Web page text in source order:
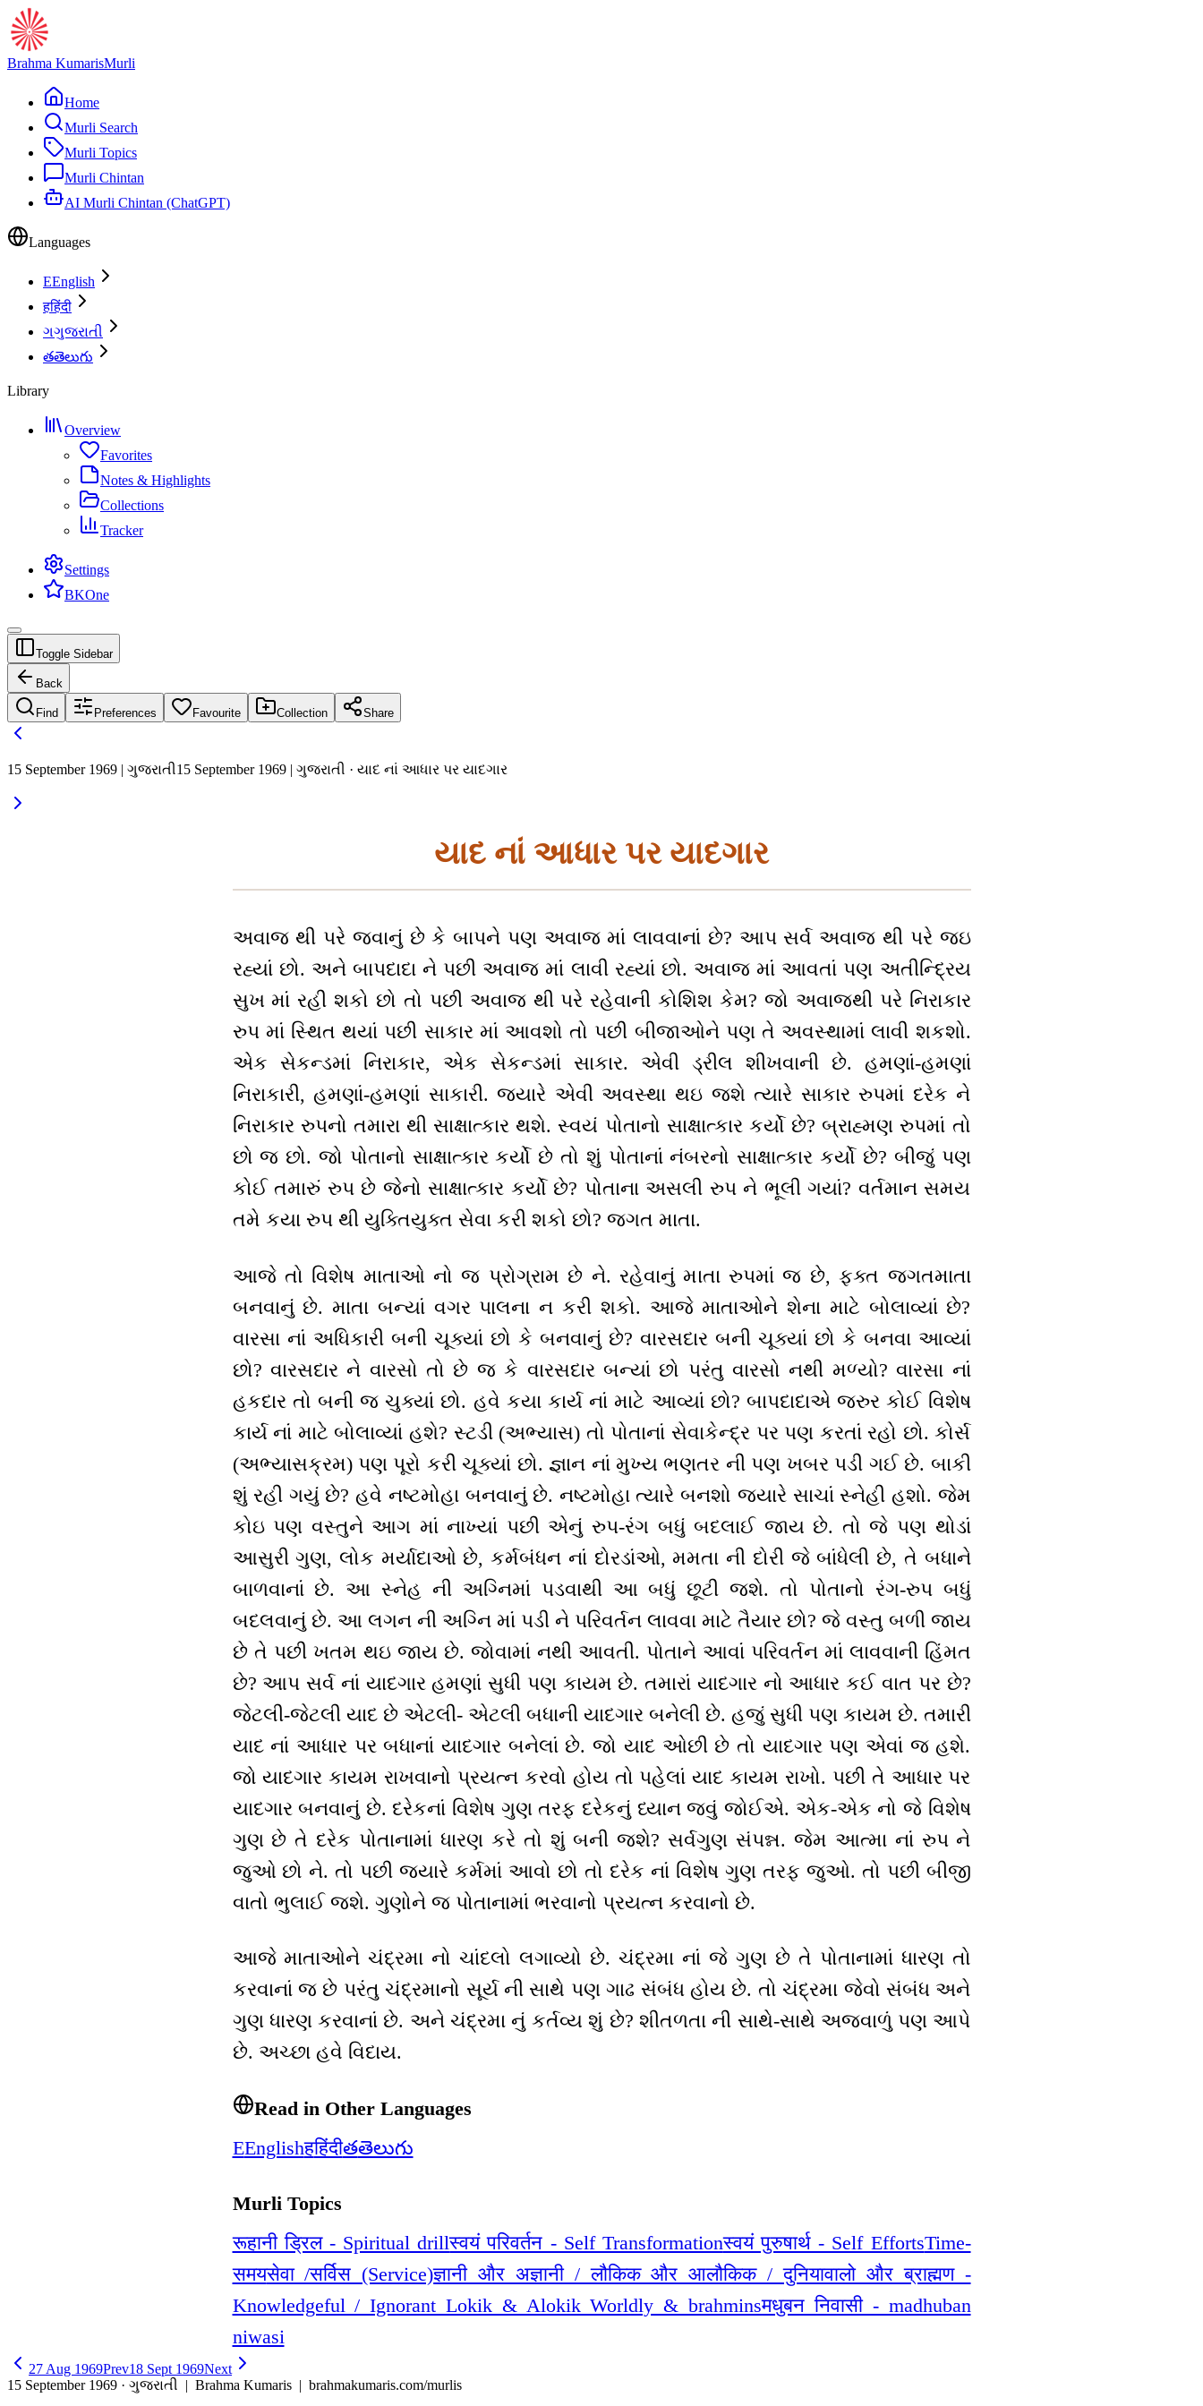
Brahma KumarisMurli
Home
Murli Search
Murli Topics
Murli Chintan
AI Murli Chintan (ChatGPT)
Languages
EEnglish
हहिंदी
ગગુજરાતી
తతెలుగు
Library
Overview
Favorites
Notes & Highlights
Collections
Tracker
Settings
BKOne
Toggle Sidebar
Back
Find Preferences Favourite Collection Share
15 September 1969 | ગુજરાતી15 September 1969 | ગુજરાતી · યાદ નાં આધાર પર યાદગાર
યાદ નાં આધાર પર યાદગાર
અવાજ થી પરે જવાનું છે કે બાપને પણ અવાજ માં લાવવાનાં છે? આપ સર્વ અવાજ થી પરે જઇ
રહ્યાં છો. અને બાપદાદા ને પછી અવાજ માં લાવી રહ્યાં છો. અવાજ માં આવતાં પણ અતીન્દ્રિય
સુખ માં રહી શકો છો તો પછી અવાજ થી પરે રહેવાની કોશિશ કેમ? જો અવાજથી પરે નિરાકાર
રુપ માં સ્થિત થયાં પછી સાકાર માં આવશો તો પછી બીજાઓને પણ તે અવસ્થામાં લાવી શકશો.
એક સેકન્ડમાં નિરાકાર, એક સેકન્ડમાં સાકાર. એવી ડ્રીલ શીખવાની છે. હમણાં-હમણાં
નિરાકારી, હમણાં-હમણાં સાકારી. જ્યારે એવી અવસ્થા થઇ જશે ત્યારે સાકાર રુપમાં દરેક ને
નિરાકાર રુપનો તમારા થી સાક્ષાત્કાર થશે. સ્વયં પોતાનો સાક્ષાત્કાર કર્યો છે? બ્રાહ્મણ રુપમાં તો
છો જ છો. જો પોતાનો સાક્ષાત્કાર કર્યો છે તો શું પોતાનાં નંબરનો સાક્ષાત્કાર કર્યો છે? બીજું પણ
કોઈ તમારું રુપ છે જેનો સાક્ષાત્કાર કર્યો છે? પોતાના અસલી રુપ ને ભૂલી ગયાં? વર્તમાન સમય
તમે કયા રુપ થી યુક્તિયુક્ત સેવા કરી શકો છો? જગત માતા.
આજે તો વિશેષ માતાઓ નો જ પ્રોગ્રામ છે ને. રહેવાનું માતા રુપમાં જ છે, ફક્ત જગતમાતા
બનવાનું છે. માતા બન્યાં વગર પાલના ન કરી શકો. આજે માતાઓને શેના માટે બોલાવ્યાં છે?
વારસા નાં અધિકારી બની ચૂક્યાં છો કે બનવાનું છે? વારસદાર બની ચૂક્યાં છો કે બનવા આવ્યાં
છો? વારસદાર ને વારસો તો છે જ કે વારસદાર બન્યાં છો પરંતુ વારસો નથી મળ્યો? વારસા નાં
હકદાર તો બની જ ચુક્યાં છો. હવે કયા કાર્ય નાં માટે આવ્યાં છો? બાપદાદાએ જરુર કોઈ વિશેષ
કાર્ય નાં માટે બોલાવ્યાં હશે? સ્ટડી (અભ્યાસ) તો પોતાનાં સેવાકેન્દ્ર પર પણ કરતાં રહો છો. કોર્સ
(અભ્યાસક્રમ) પણ પૂરો કરી ચૂક્યાં છો. જ્ઞાન નાં મુખ્ય ભણતર ની પણ ખબર પડી ગઈ છે. બાકી
શું રહી ગયું છે? હવે નષ્ટમોહા બનવાનું છે. નષ્ટમોહા ત્યારે બનશો જ્યારે સાચાં સ્નેહી હશો. જેમ
કોઇ પણ વસ્તુને આગ માં નાખ્યાં પછી એનું રુપ-રંગ બધું બદલાઈ જાય છે. તો જે પણ થોડાં
આસુરી ગુણ, લોક મર્યાદાઓ છે, કર્મબંધન નાં દોરડાંઓ, મમતા ની દોરી જે બાંધેલી છે, તે બધાને
બાળવાનાં છે. આ સ્નેહ ની અગ્નિમાં પડવાથી આ બધું છૂટી જશે. તો પોતાનો રંગ-રુપ બધું
બદલવાનું છે. આ લગન ની અગ્નિ માં પડી ને પરિવર્તન લાવવા માટે તૈયાર છો? જે વસ્તુ બળી જાય
છે તે પછી ખતમ થઇ જાય છે. જોવામાં નથી આવતી. પોતાને આવાં પરિવર્તન માં લાવવાની હિંમત
છે? આપ સર્વ નાં યાદગાર હમણાં સુધી પણ કાયમ છે. તમારાં યાદગાર નો આધાર કઈ વાત પર છે?
જેટલી-જેટલી યાદ છે એટલી- એટલી બધાની યાદગાર બનેલી છે. હજું સુધી પણ કાયમ છે. તમારી
યાદ નાં આધાર પર બધાનાં યાદગાર બનેલાં છે. જો યાદ ઓછી છે તો યાદગાર પણ એવાં જ હશે.
જો યાદગાર કાયમ રાખવાનો પ્રયત્ન કરવો હોય તો પહેલાં યાદ કાયમ રાખો. પછી તે આધાર પર
યાદગાર બનવાનું છે. દરેકનાં વિશેષ ગુણ તરફ દરેકનું ધ્યાન જવું જોઈએ. એક-એક નો જે વિશેષ
ગુણ છે તે દરેક પોતાનામાં ધારણ કરે તો શું બની જશે? સર્વગુણ સંપન્ન. જેમ આત્મા નાં રુપ ને
જુઓ છો ને. તો પછી જ્યારે કર્મમાં આવો છો તો દરેક નાં વિશેષ ગુણ તરફ જુઓ. તો પછી બીજી
વાતો ભુલાઈ જશે. ગુણોને જ પોતાનામાં ભરવાનો પ્રયત્ન કરવાનો છે.
આજે માતાઓને ચંદ્રમા નો ચાંદલો લગાવ્યો છે. ચંદ્રમા નાં જે ગુણ છે તે પોતાનામાં ધારણ તો
કરવાનાં જ છે પરંતુ ચંદ્રમાનો સૂર્ય ની સાથે પણ ગાઢ સંબંધ હોય છે. તો ચંદ્રમા જેવો સંબંધ અને
ગુણ ધારણ કરવાનાં છે. અને ચંદ્રમા નું કર્તવ્ય શું છે? શીતળતા ની સાથે-સાથે અજવાળું પણ આપે
છે. અચ્છા હવે વિદાય.
Read in Other Languages
EEnglishहहिंदीతతెలుగు
Murli Topics
रूहानी ड्रिल - Spiritual drillस्वयं परिवर्तन - Self Transformationस्वयं पुरुषार्थ - Self EffortsTime-
समयसेवा /सर्विस (Service)ज्ञानी और अज्ञानी / लौकिक और आलौकिक / दुनियावालो और ब्राह्मण -
Knowledgeful / Ignorant Lokik & Alokik Worldly & brahminsमधुबन निवासी - madhuban
niwasi
27 Aug 1969Prev18 Sept 1969Next
15 September 1969 · ગુજરાતી | Brahma Kumaris | brahmakumaris.com/murlis